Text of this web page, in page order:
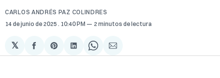
CARLOS ANDRÉS PAZ COLINDRES
14 de junio de 2025 . 10:40 PM 2 minutos de lectura
𝕏
Compartir
en
Share
on
Compartir
en
Share
on
Compartir
via